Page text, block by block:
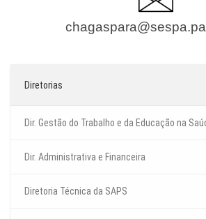
Diretorias
Dir. Gestão do Trabalho e da Educação na
Dir. Administrativa e Financeira
Diretoria Técnica da SAPS